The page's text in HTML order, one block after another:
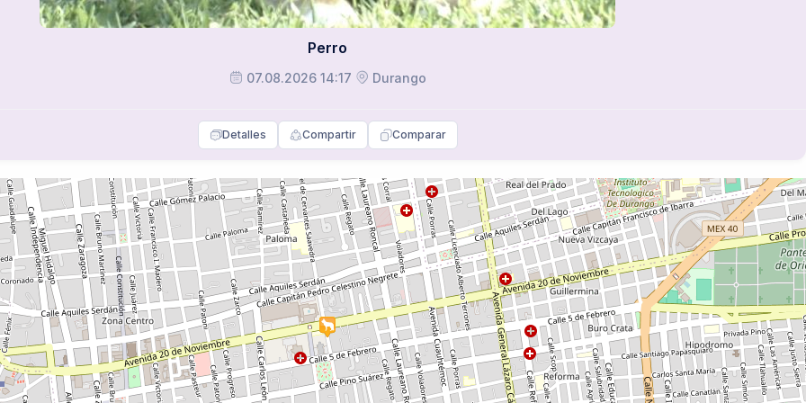
Perro
07.08.2026 14:17 Durango
Detalles Compartir Comparar